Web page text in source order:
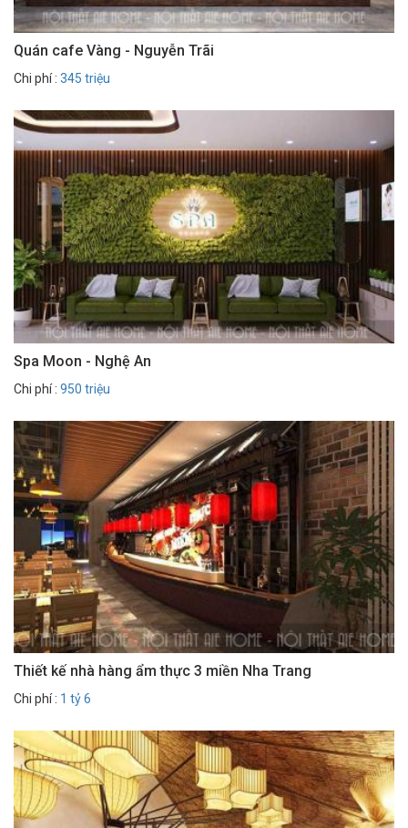
Quán cafe Vàng - Nguyễn Trãi
Chi phí : 345 triệu
Spa Moon - Nghệ An
Chi phí : 950 triệu
Thiết kế nhà hàng ẩm thực 3 miền Nha Trang
Chi phí : 1 tỷ 6